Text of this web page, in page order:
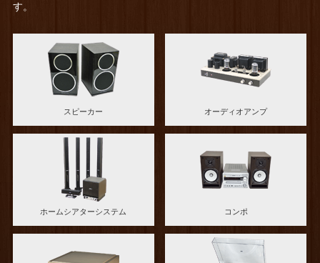
す。
スピーカー オーディオアンプ
ホームシアターシステム コンポ